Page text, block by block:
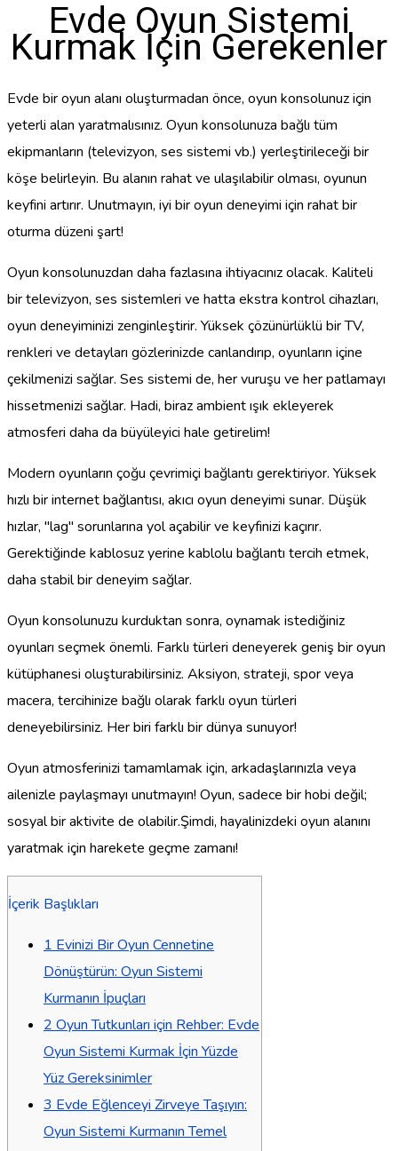
Evde Oyun Sistemi
Kurmak İçin Gerekenler
Evde bir oyun alanı oluşturmadan önce, oyun konsolunuz için
yeterli alan yaratmalısınız. Oyun konsolunuza bağlı tüm
ekipmanların (televizyon, ses sistemi vb.) yerleştirileceği bir
köşe belirleyin. Bu alanın rahat ve ulaşılabilir olması, oyunun
keyfini artırır. Unutmayın, iyi bir oyun deneyimi için rahat bir
oturma düzeni şart!
Oyun konsolunuzdan daha fazlasına ihtiyacınız olacak. Kaliteli
bir televizyon, ses sistemleri ve hatta ekstra kontrol cihazları,
oyun deneyiminizi zenginleştirir. Yüksek çözünürlüklü bir TV,
renkleri ve detayları gözlerinizde canlandırıp, oyunların içine
çekilmenizi sağlar. Ses sistemi de, her vuruşu ve her patlamayı
hissetmenizi sağlar. Hadi, biraz ambient ışık ekleyerek
atmosferi daha da büyüleyici hale getirelim!
Modern oyunların çoğu çevrimiçi bağlantı gerektiriyor. Yüksek
hızlı bir internet bağlantısı, akıcı oyun deneyimi sunar. Düşük
hızlar, "lag" sorunlarına yol açabilir ve keyfinizi kaçırır.
Gerektiğinde kablosuz yerine kablolu bağlantı tercih etmek,
daha stabil bir deneyim sağlar.
Oyun konsolunuzu kurduktan sonra, oynamak istediğiniz
oyunları seçmek önemli. Farklı türleri deneyerek geniş bir oyun
kütüphanesi oluşturabilirsiniz. Aksiyon, strateji, spor veya
macera, tercihinize bağlı olarak farklı oyun türleri
deneyebilirsiniz. Her biri farklı bir dünya sunuyor!
Oyun atmosferinizi tamamlamak için, arkadaşlarınızla veya
ailenizle paylaşmayı unutmayın! Oyun, sadece bir hobi değil;
sosyal bir aktivite de olabilir.Şimdi, hayalinizdeki oyun alanını
yaratmak için harekete geçme zamanı!
İçerik Başlıkları
1 Evinizi Bir Oyun Cennetine
Dönüştürün: Oyun Sistemi
Kurmanın İpuçları
2 Oyun Tutkunları için Rehber: Evde
Oyun Sistemi Kurmak İçin Yüzde
Yüz Gereksinimler
3 Evde Eğlenceyi Zirveye Taşıyın:
Oyun Sistemi Kurmanın Temel